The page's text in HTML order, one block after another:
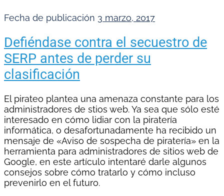
Fecha de publicación 3 marzo, 2017
Defiéndase contra el secuestro de
SERP antes de perder su
clasificación
El pirateo plantea una amenaza constante para los
administradores de stios web. Ya sea que sólo esté
interesado en cómo lidiar con la piratería
informática, o desafortunadamente ha recibido un
mensaje de «Aviso de sospecha de piratería» en la
herramienta para administradores de sitios web de
Google, en este artículo intentaré darle algunos
consejos sobre cómo tratarlo y cómo incluso
prevenirlo en el futuro.